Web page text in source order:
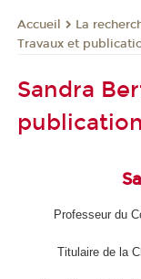
Accueil
La
Travaux et
Sandra
Professeur du
Titulaire de la